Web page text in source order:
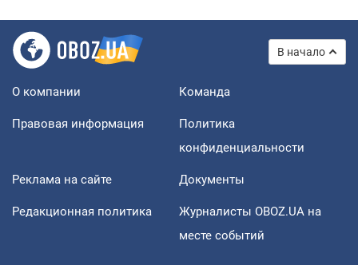
В начало
О компании Команда
Правовая информация
Политика
конфиденциальности
Реклама на сайте Документы
Редакционная политика
Журналисты OBOZ.UA на
месте событий